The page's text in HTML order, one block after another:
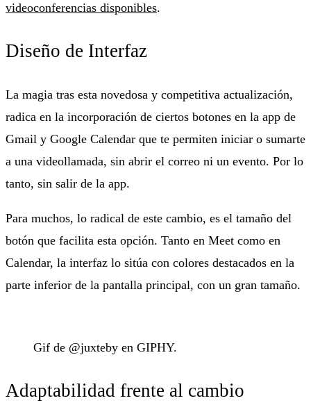
videoconferencias disponibles.
Diseño de Interfaz
La magia tras esta novedosa y competitiva actualización,
radica en la incorporación de ciertos botones en la app de
Gmail y Google Calendar que te permiten iniciar o sumarte
a una videollamada, sin abrir el correo ni un evento. Por lo
tanto, sin salir de la app.
Para muchos, lo radical de este cambio, es el tamaño del
botón que facilita esta opción. Tanto en Meet como en
Calendar, la interfaz lo sitúa con colores destacados en la
parte inferior de la pantalla principal, con un gran tamaño.
Gif de @juxteby en GIPHY.
Adaptabilidad frente al cambio